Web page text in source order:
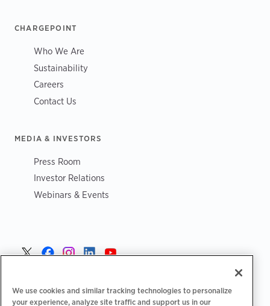
CHARGEPOINT
Who We Are
Sustainability
Careers
Contact Us
MEDIA & INVESTORS
Press Room
Investor Relations
Webinars & Events
Sverige >
We use cookies and similar tracking technologies to personalize
your experience, analyze site traffic and support us in our